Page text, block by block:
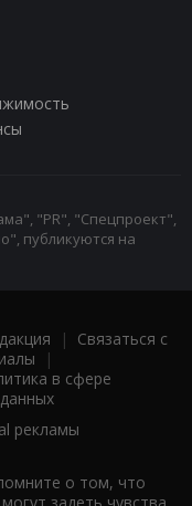
"PR", "Спецпроект",
публикуются на
| Связаться с
|
в сфере
рекламы
о том, что